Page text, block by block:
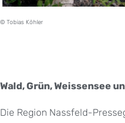
© Tobias Köhler
Wald, Grün, Weissensee
Die Region Nassfeld-